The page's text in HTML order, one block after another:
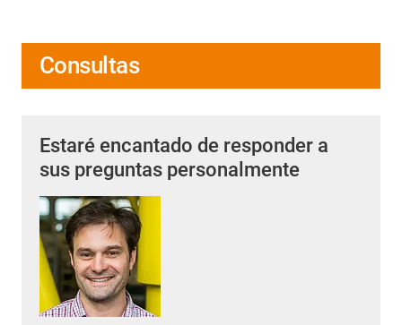
Consultas
Estaré encantado de responder a
sus preguntas personalmente